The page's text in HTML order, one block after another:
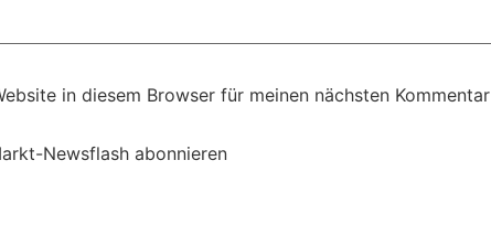
in diesem Browser für meinen nächsten Kommentar
Newsflash abonnieren